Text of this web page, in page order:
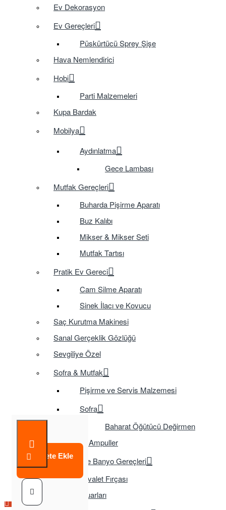
Ev Dekorasyon
Ev Gereçleri
Püskürtücü Sprey Şişe
Hava Nemlendirici
Hobi
Parti Malzemeleri
Kupa Bardak
Mobilya
Aydınlatma
Gece Lambası
Mutfak Gereçleri
Buharda Pişirme Aparatı
Buz Kalıbı
Mikser & Mikser Seti
Mutfak Tartısı
Pratik Ev Gereci
Cam Silme Aparatı
Sinek İlacı ve Kovucu
Saç Kurutma Makinesi
Sanal Gerçeklik Gözlüğü
Sevgiliye Özel
Sofra & Mutfak
Pişirme ve Servis Malzemesi
Sofra
Baharat Öğütücü Değirmen
Tasarruflu Ampuller
Temizlik ve Banyo Gereçleri
Tuvalet Fırçası
TV Aksesuarları
Sepete Ekle
Çok Satılan Ürün